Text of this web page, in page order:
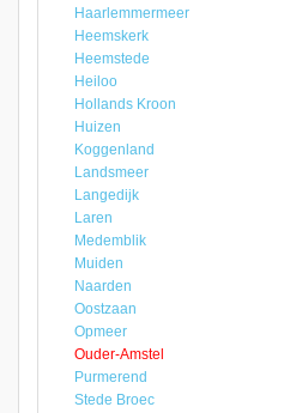
Haarlemmermeer
Heemskerk
Heemstede
Heiloo
Hollands Kroon
Huizen
Koggenland
Landsmeer
Langedijk
Laren
Medemblik
Muiden
Naarden
Oostzaan
Opmeer
Ouder-Amstel
Purmerend
Stede Broec